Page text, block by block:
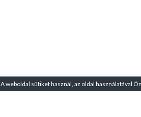
A weboldal sütiket használ, az oldal használatával